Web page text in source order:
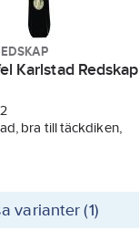
Karlstad Redskap
bra till täckdiken,
varianter (1)